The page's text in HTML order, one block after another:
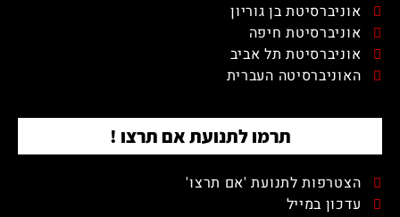
אוניברסיטת בן גוריון
אוניברסיטת חיפה
אוניברסיטת תל אביב
האוניברסיטה העברית
תרמו לתנועת אם תרצו !
הצטרפות לתנועת 'אם תרצו'
עדכון במייל